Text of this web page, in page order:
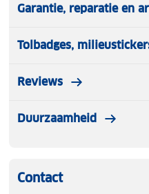
Garantie, reparatie en
Tolbadges,
Reviews
Duurzaamheid
Contact